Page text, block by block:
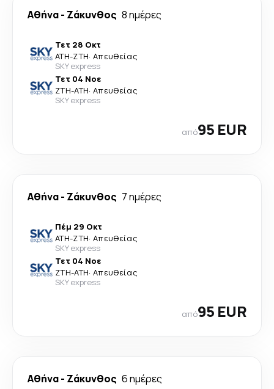
Αθήνα- Ζάκυνθος 8 ημέρες
Τετ 28 Οκτ
ATH-ZTH· Απευθείας
SKY express
Τετ 04 Νοε
ZTH-ATH· Απευθείας
SKY express
από95 EUR
Αθήνα- Ζάκυνθος 7 ημέρες
Πέμ 29 Οκτ
ATH-ZTH· Απευθείας
SKY express
Τετ 04 Νοε
ZTH-ATH· Απευθείας
SKY express
από95 EUR
Αθήνα- Ζάκυνθος 6 ημέρες